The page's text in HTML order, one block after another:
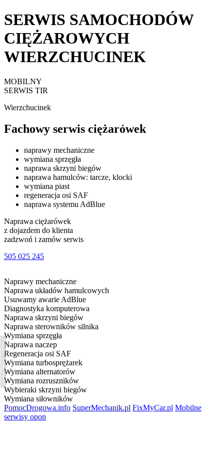
SERWIS SAMOCHODÓW
CIĘŻAROWYCH
WIERZCHUCINEK
MOBILNY
SERWIS TIR
Wierzchucinek
Fachowy serwis ciężarówek
naprawy mechaniczne
wymiana sprzęgła
naprawa skrzyni biegów
naprawa hamulców: tarcze, klocki
wymiana piast
regeneracja osi SAF
naprawa systemu AdBlue
Naprawa ciężarówek
z dojazdem do klienta
zadzwoń i zamów serwis
505 025 245
Naprawy mechaniczne
Naprawa układów hamulcowych
Usuwamy awarie AdBlue
Diagnostyka komputerowa
Naprawa skrzyni biegów
Naprawa sterowników silnika
Wymiana sprzęgła
Naprawa naczep
Regeneracja osi SAF
Wymiana turbosprężarek
Wymiana alternatorów
Wymiana rozruszników
Wybieraki skrzyni biegów
Wymiana siłowników
PomocDrogowa.info SuperMechanik.pl FixMyCar.pl Mobilne
serwisy opon
Polityka prywatności